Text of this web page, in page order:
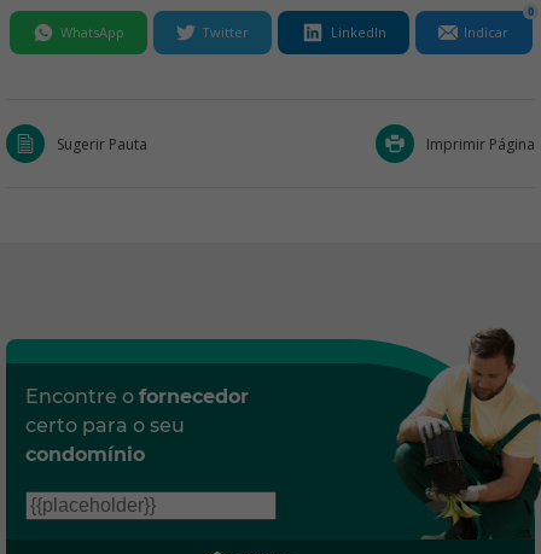
WhatsApp Twitter LinkedIn Indicar
0
Sugerir Pauta Imprimir Página
Encontre o fornecedor
certo para o seu
condomínio